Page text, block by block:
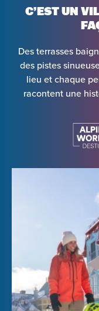
C’EST UN
Des terrasses
des pistes
lieu et chaque
racontent une